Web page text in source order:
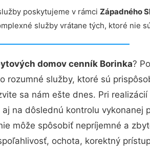
poskytujeme v rámci Západného
služby vrátane tých, ktoré nie
domov cenník Borinka?
rozumné služby, ktoré sú
sa nám ešte dnes. Pri
na dôslednú kontrolu vykonanej
môže spôsobiť nepríjemné a
ochota, korektný